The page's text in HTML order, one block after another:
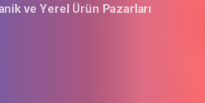
ve Yerel Ürün Pazarları